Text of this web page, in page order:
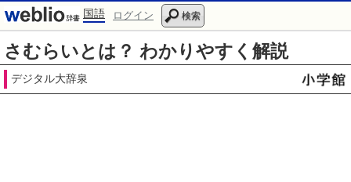
国語 ログイン 検索
さむらいとは？ わかりやすく解説
デジタル大辞泉